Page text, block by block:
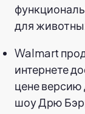
для
Walmart
интернете
цене версию
шоу Дрю